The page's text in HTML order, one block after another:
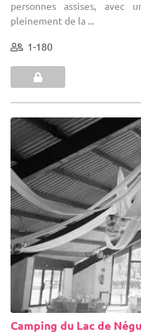
personnes assises,
pleinement de la ...
1-180
Camping du Lac de